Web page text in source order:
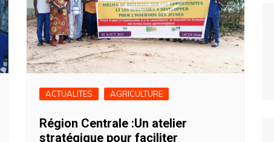
ACTUALITES AGRICULTURE
Région Centrale :Un atelier
stratégique pour faciliter